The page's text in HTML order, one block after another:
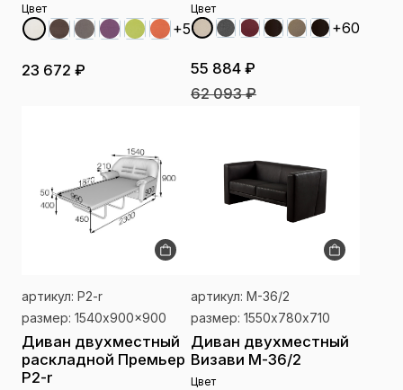
Цвет
+5
23 672 ₽
Цвет
+60
55 884 ₽
62 093 ₽
артикул: P2-r
размер: 1540x900x900
Диван двухместный
раскладной Премьер
P2-r
артикул: М-36/2
размер: 1550х780х710
Диван двухместный
Визави М-36/2
Цвет